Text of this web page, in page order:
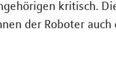
kritisch.
der Roboter